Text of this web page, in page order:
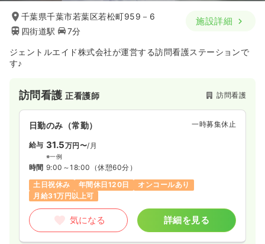
千葉県千葉市若葉区若松町959－6
四街道駅
7分
施設詳細
ジェントルエイド株式会社が運営する訪問看護ステーションで
す♪
訪問看護正看護師 訪問看護
日勤のみ（常勤） 一時募集休止
給与 31.5万円〜/月
※一例
時間 9:00～18:00 （休憩60分）
土日祝休み
年間休日120日
オンコールあり
月給31万円以上可
気になる 詳細を見る